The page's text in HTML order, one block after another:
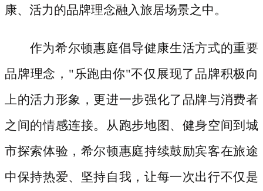
康、活力的品牌理念融入旅居场景之中。
作为希尔顿惠庭倡导健康生活方式的重要
品牌理念， "乐跑由你"不仅展现了品牌积极向
上的活力形象，更进一步强化了品牌与消费者
之间的情感连接。从跑步地图、健身空间到城
市探索体验，希尔顿惠庭持续鼓励宾客在旅途
中保持热爱、坚持自我，让每一次出行不仅是